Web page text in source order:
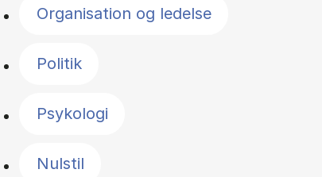
Organisation og ledelse
Politik
Psykologi
Nulstil